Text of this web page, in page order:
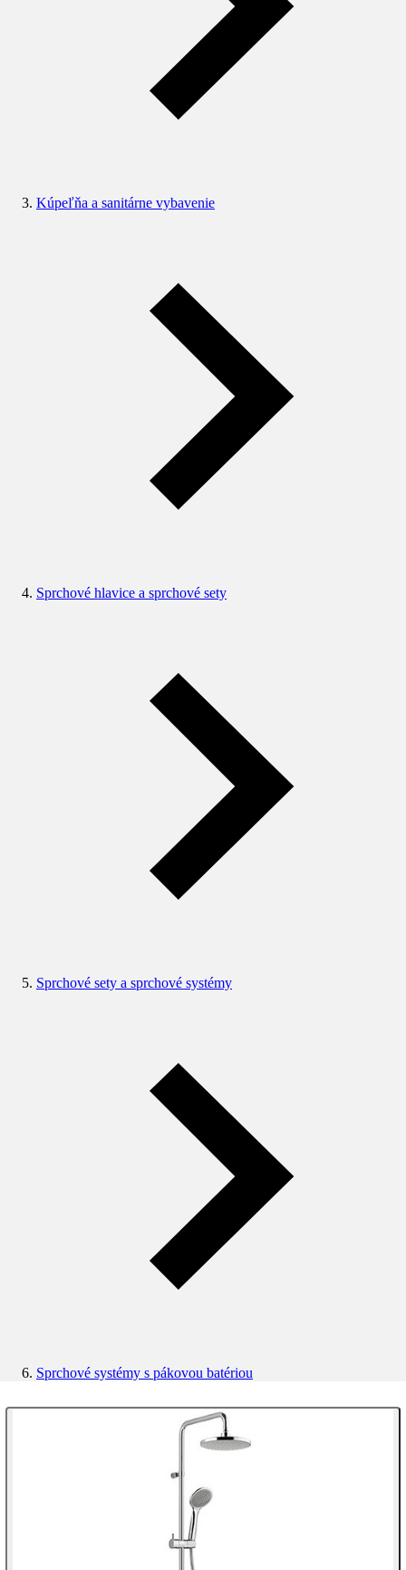
Kúpeľňa a sanitárne vybavenie
Sprchové hlavice a sprchové sety
Sprchové sety a sprchové systémy
Sprchové systémy s pákovou batériou